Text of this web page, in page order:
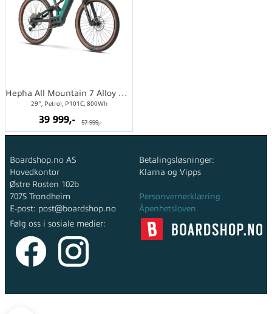
Hepha All Mountain 7 Alloy Performance L
29", Petrol, P101C, 800Wh
39 999,- 57 999,-
Boardshop.no AS
Hovedkontor
Østre Rosten 102b
7075 Trondheim
E-post: post@boardshop.no
Betalingsløsninger:
Klarna og Vipps
Personvernerklæring
Åpenhetsloven
Følg oss i sosiale medier: